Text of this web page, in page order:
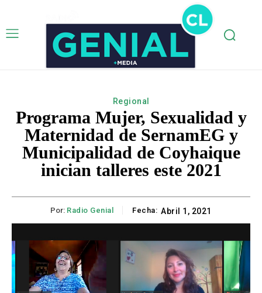
Regional
Programa Mujer, Sexualidad y
Maternidad de SernamEG y
Municipalidad de Coyhaique
inician talleres este 2021
Por: Radio Genial Fecha: Abril 1, 2021